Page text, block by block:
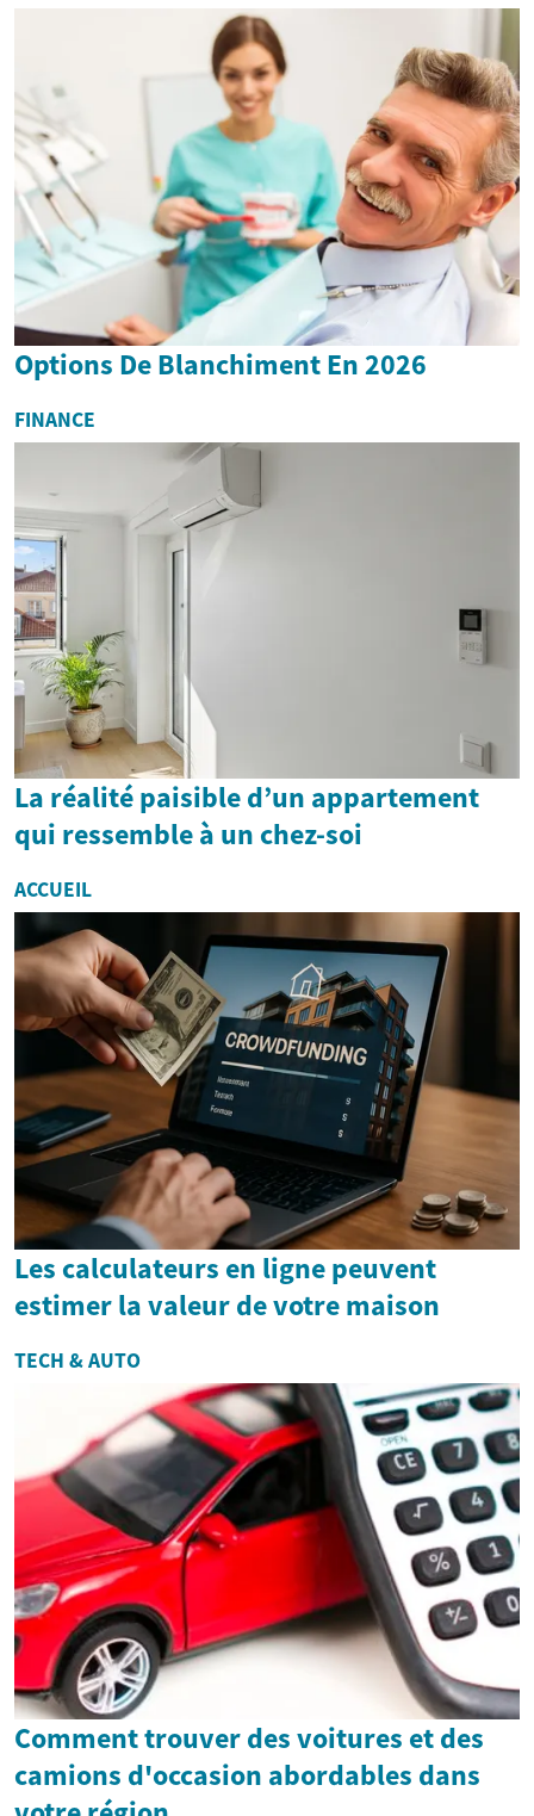
Options De Blanchiment En 2026
FINANCE
La réalité paisible d’un appartement
qui ressemble à un chez-soi
ACCUEIL
Les calculateurs en ligne peuvent
estimer la valeur de votre maison
TECH & AUTO
Comment trouver des voitures et des
camions d'occasion abordables dans